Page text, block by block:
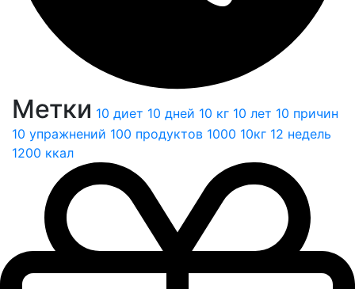
Метки 10 диет 10 дней 10 кг 10 лет 10 причин
10 упражнений 100 продуктов 1000 10кг 12 недель
1200 ккал